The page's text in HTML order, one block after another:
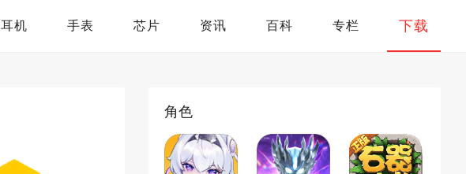
耳机 手表 芯片 资讯 百科 专栏 下载
角色